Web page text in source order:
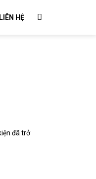
LIÊN HỆ
đã trở